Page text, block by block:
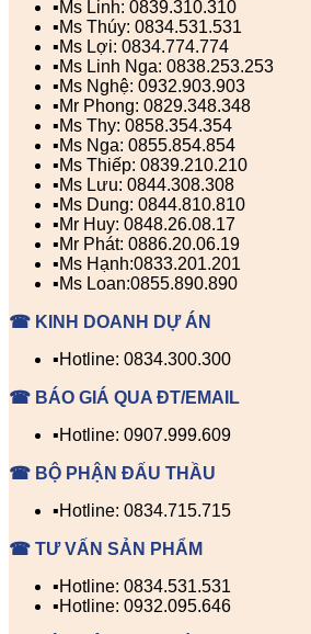
▪️Ms Linh: 0839.310.310
▪️Ms Thúy: 0834.531.531
▪️Ms Lợi: 0834.774.774
▪️Ms Linh Nga: 0838.253.253
▪️Ms Nghệ: 0932.903.903
▪️Mr Phong: 0829.348.348
▪️Ms Thy: 0858.354.354
▪️Ms Nga: 0855.854.854
▪️Ms Thiếp: 0839.210.210
▪️Ms Lưu: 0844.308.308
▪️Ms Dung: 0844.810.810
▪️Mr Huy: 0848.26.08.17
▪️Mr Phát: 0886.20.06.19
▪️Ms Hạnh:0833.201.201
▪️Ms Loan:0855.890.890
☎ KINH DOANH DỰ ÁN
▪️Hotline: 0834.300.300
☎ BÁO GIÁ QUA ĐT/EMAIL
▪️Hotline: 0907.999.609
☎ BỘ PHẬN ĐẤU THẦU
▪️Hotline: 0834.715.715
☎ TƯ VẤN SẢN PHẨM
▪️Hotline: 0834.531.531
▪️Hotline: 0932.095.646